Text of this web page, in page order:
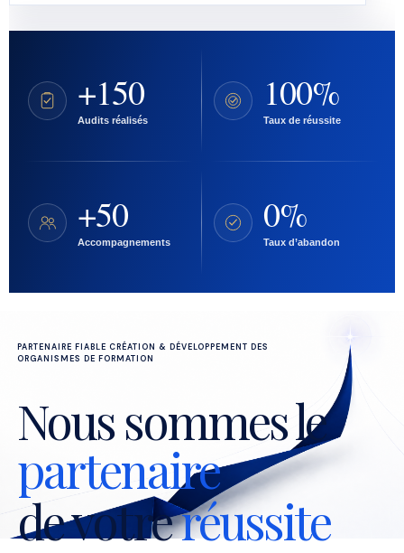
+150
Audits réalisés
100%
Taux de réussite
+50
Accompagnements
0%
Taux d’abandon
PARTENAIRE FIABLE CRÉATION & DÉVELOPPEMENT DES
ORGANISMES DE FORMATION
Nous sommes le
partenaire
de votreréussite